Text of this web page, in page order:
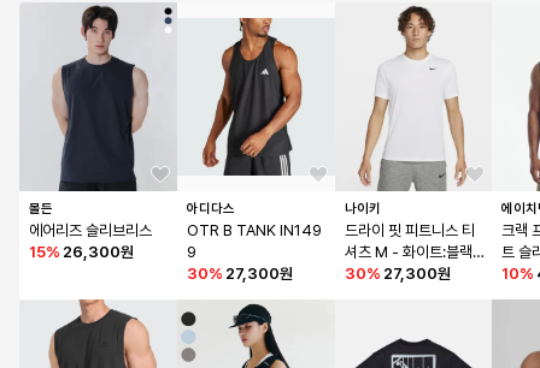
몰든
에어리즈 슬리브리스
15% 26,300원
아디다스
OTR B TANK IN149
9
30% 27,300원
나이키
드라이 핏 피트니스 티
셔츠 M - 화이트:블랙 /
DX0990-100
30% 27,300원
에이
크랙
트 슬
nt
10%